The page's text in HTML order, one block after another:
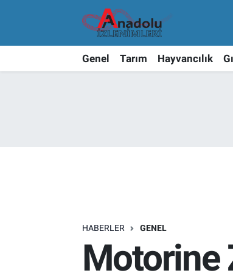
Genel Tarım Hayvancılık
HABERLER GENEL
Motorine